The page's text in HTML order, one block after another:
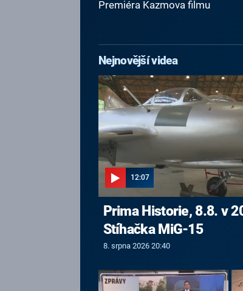
Premiéra Kazmova filmu
Nejnovější videa
12:07
Prima Historie, 8.8. v
Stíhačka MiG-15
8. srpna 2026 20:40